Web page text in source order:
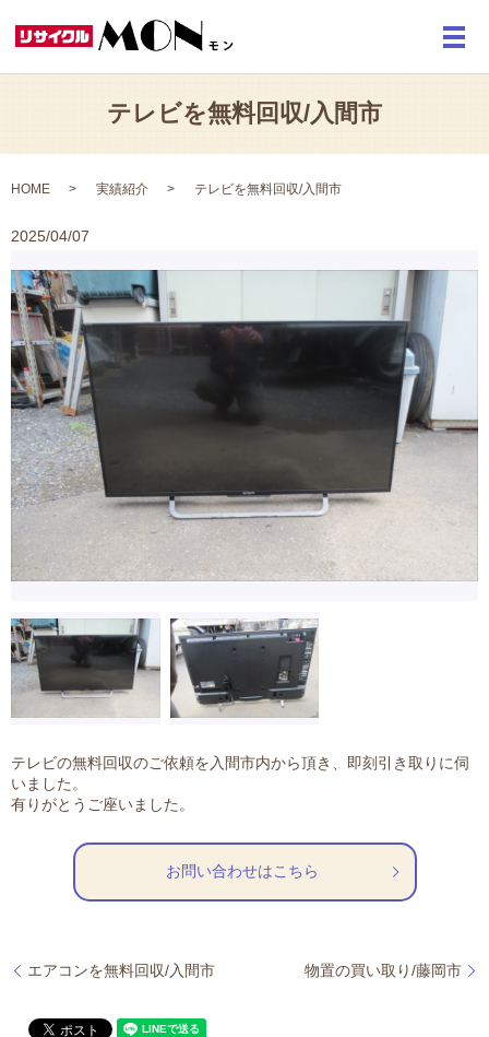
メ
テレビを無料回収/入間市
HOME 実績紹介 テレビを無料回収/入間市
2025/04/07
テレビの無料回収のご依頼を入間市内から頂き、即刻引き取りに伺
いました。
有りがとうご座いました。
お問い合わせはこちら
エアコンを無料回収/入間市 物置の買い取り/藤岡市